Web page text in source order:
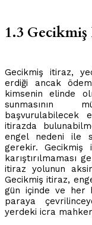
1.3
Gecikmiş itiraz,
erdiği ancak
kimsenin elinde
sunmasının
başvurulabilecek
itirazda
engel nedeni ile
gerekir. Gecikmiş
karıştırılmaması
itiraz yolunun
Gecikmiş itiraz,
gün içinde ve her
paraya
yerdeki icra